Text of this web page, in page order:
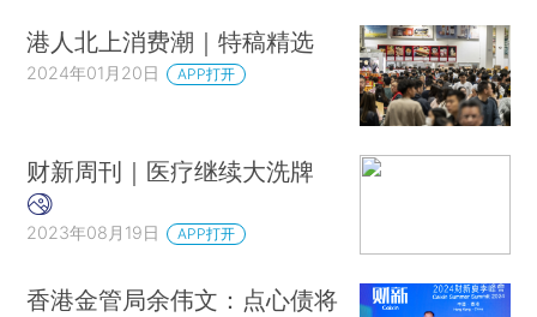
港人北上消费潮｜特稿精选
2024年01月20日 APP打开
财新周刊｜医疗继续大洗牌
2023年08月19日 APP打开
香港金管局余伟文：点心债将